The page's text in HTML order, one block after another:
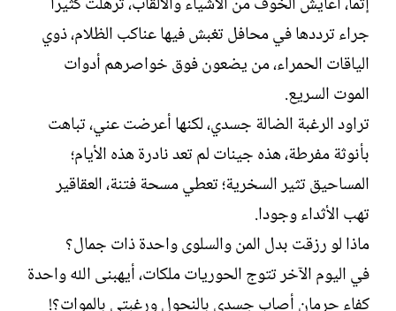
جراء ترددها في محافل تغبش فيها عناكب الظلام، ذوي
الياقات الحمراء، من يضعون فوق خواصرهم أدوات
الموت السريع.
تراود الرغبة الضالة جسدي، لكنها أعرضت عني، تباهت
بأنوثة مفرطة، هذه جينات لم تعد نادرة هذه الأيام؛
المساحيق تثير السخرية؛ تعطي مسحة فتنة، العقاقير
تهب الأثداء وجودا.
ماذا لو رزقت بدل المن والسلوى واحدة ذات جمال؟
في اليوم الآخر تتوج الحوريات ملكات، أيهبنى الله واحدة